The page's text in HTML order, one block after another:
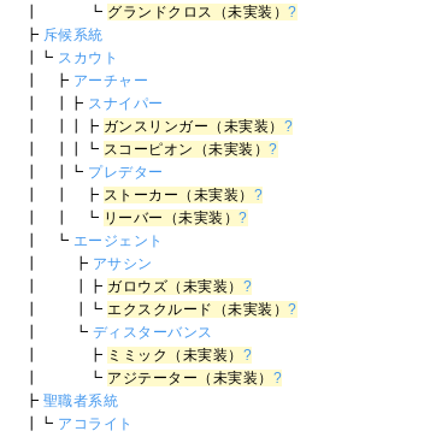
┃ ┗ グランドクロス（未実装）?
┣ 斥候系統
┃┗ スカウト
┃ ┣ アーチャー
┃ ┃┣ スナイパー
┃ ┃┃┣ ガンスリンガー（未実装） ?
┃ ┃┃┗ スコーピオン（未実装）?
┃ ┃┗ プレデター
┃ ┃ ┣ ストーカー（未実装） ?
┃ ┃ ┗ リーバー（未実装）?
┃ ┗ エージェント
┃ ┣ アサシン
┃ ┃┣ ガロウズ（未実装） ?
┃ ┃┗エクスクルード（未実装）?
┃ ┗ ディスターバンス
┃ ┣ ミミック（未実装） ?
┃ ┗ アジテーター（未実装） ?
┣ 聖職者系統
┃┗ アコライト